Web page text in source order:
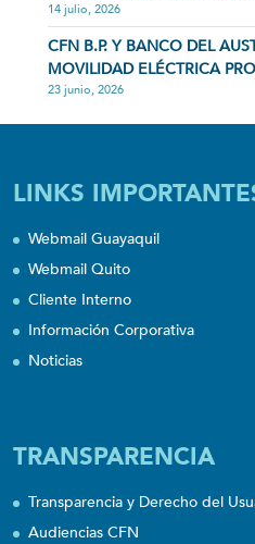
14 julio, 2026
CFN B.P. Y BANCO DEL
MOVILIDAD ELÉCTRICA
23 junio, 2026
LINKS
Webmail Guayaquil
Webmail Quito
Cliente Interno
Información Corporativa
Noticias
TRANSPARENCIA
Transparencia y Derecho del
Audiencias CFN